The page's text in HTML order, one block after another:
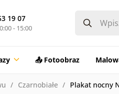
19 07
- 15:00
📤 Fotoobraz
Czarnobiałe Plakat nocny